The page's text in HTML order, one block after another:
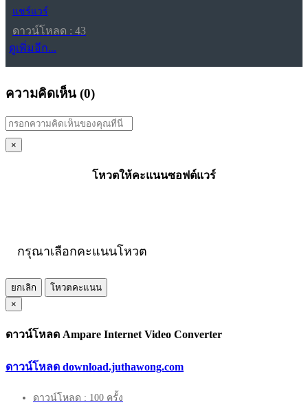
แชร์แวร์
ดาวน์โหลด : 43
ดูเพิ่มอีก...
ความคิดเห็น (0)
×
โหวตให้คะแนนซอฟต์แวร์
กรุณาเลือกคะแนนโหวต
ยกเลิก
โหวตคะแนน
×
ดาวน์โหลด Ampare Internet Video Converter
ดาวน์โหลด download.juthawong.com
ดาวน์โหลด : 100 ครั้ง